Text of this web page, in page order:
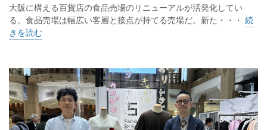
大阪に構える百貨店の食品売場のリニューアルが活発化してい
る。食品売場は幅広い客層と接点が持てる売場だ。新た・・・ 続
きを読む